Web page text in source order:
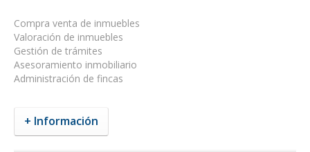
Compra venta de inmuebles
Valoración de inmuebles
Gestión de trámites
Asesoramiento inmobiliario
Administración de fincas
+ Información